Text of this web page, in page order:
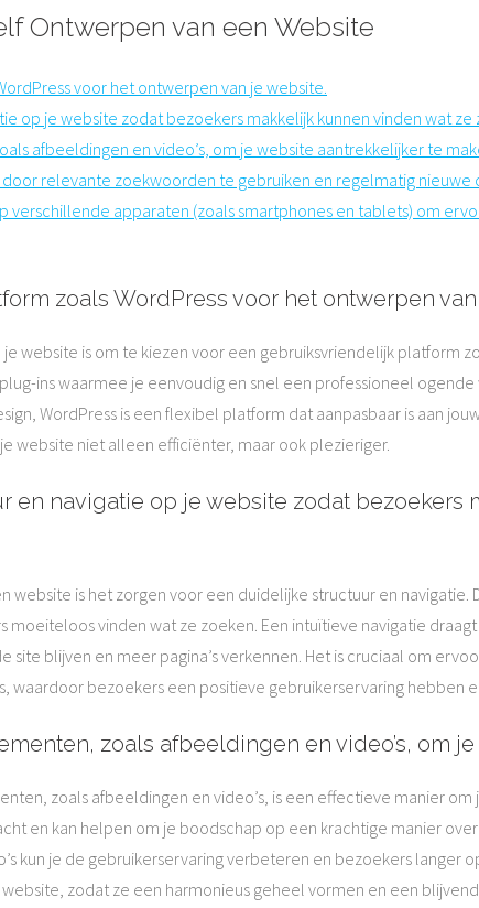
Ontwerpen van een Website
voor het ontwerpen van je website.
op je website zodat bezoekers makkelijk kunnen vinden wat ze
afbeeldingen en video’s, om je website aantrekkelijker te
relevante zoekwoorden te gebruiken en regelmatig
verschillende apparaten (zoals smartphones en tablets) om
zoals WordPress voor het ontwerpen
website is om te kiezen voor een gebruiksvriendelijk platform
ins waarmee je eenvoudig en snel een professioneel
WordPress is een flexibel platform dat aanpasbaar is aan
website niet alleen efficiënter, maar ook plezieriger.
en navigatie op je website zodat bezoekers
website is het zorgen voor een duidelijke structuur en
moeiteloos vinden wat ze zoeken. Een intuïtieve navigatie
site blijven en meer pagina’s verkennen. Het is cruciaal om
waardoor bezoekers een positieve gebruikerservaring hebben
zoals afbeeldingen en video’s, om
zoals afbeeldingen en video’s, is een effectieve manier
en kan helpen om je boodschap op een krachtige manier
kun je de gebruikerservaring verbeteren en bezoekers langer
zodat ze een harmonieus geheel vormen en een